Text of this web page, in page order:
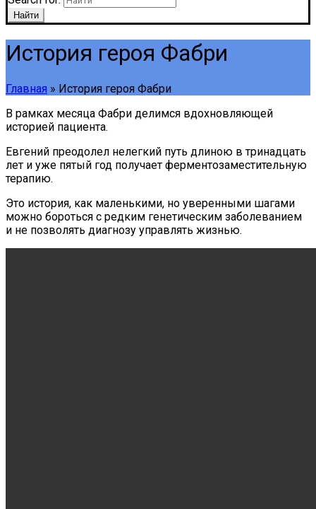
Найти
История героя Фабри
Главная » История героя Фабри
В рамках месяца Фабри делимся вдохновляющей
историей пациента.
Евгений преодолел нелегкий путь длиною в тринадцать
лет и уже пятый год получает ферментозаместительную
терапию.
Это история, как маленькими, но уверенными шагами
можно бороться с редким генетическим заболеванием
и не позволять диагнозу управлять жизнью.